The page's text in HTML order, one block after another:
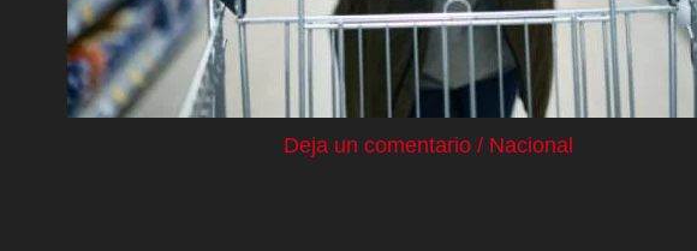
Deja un comentario / Nacional